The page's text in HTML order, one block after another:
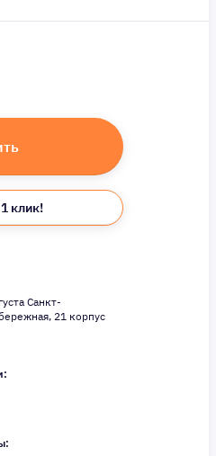
клик!
Санкт-
21 корпус